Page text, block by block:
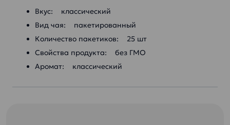
Вкус: классический
Вид чая: пакетированный
Количество пакетиков: 25 шт
Свойства продукта: без ГМО
Аромат: классический